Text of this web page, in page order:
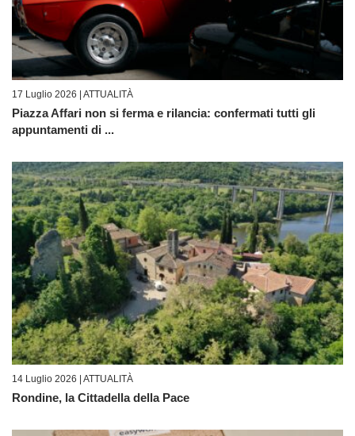
17 Luglio 2026 | ATTUALITÀ
Piazza Affari non si ferma e rilancia: confermati tutti gli
appuntamenti di ...
14 Luglio 2026 | ATTUALITÀ
Rondine, la Cittadella della Pace